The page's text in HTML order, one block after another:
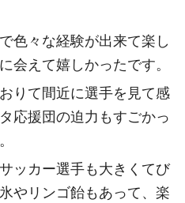
色々な経験が出来て楽し
会えて嬉しかったです。
りて間近に選手を見て感
応援団の迫力もすごかっ
ッカー選手も大きくてび
やリンゴ飴もあって、楽